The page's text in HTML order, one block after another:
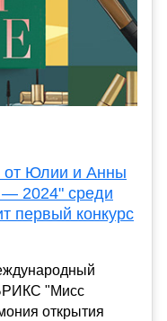
от Юлии и Анны
2024" среди
первый конкурс
"Мисс
открытия